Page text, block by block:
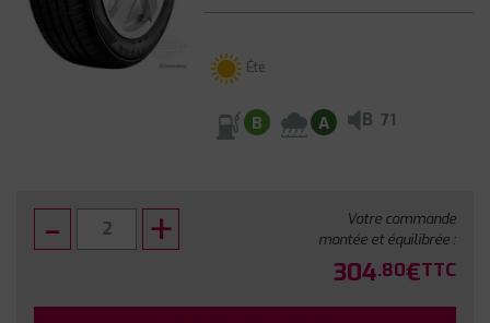
Été
B A B 71
Votre commande
montée et équilibrée :
304.80€TTC